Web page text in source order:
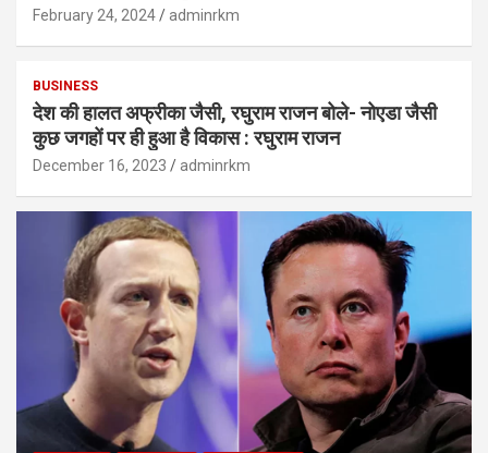
February 24, 2024 adminrkm
BUSINESS
देश की हालत अफ्रीका जैसी, रघुराम राजन बोले- नोएडा जैसी
कुछ जगहों पर ही हुआ है विकास : रघुराम राजन
December 16, 2023 adminrkm